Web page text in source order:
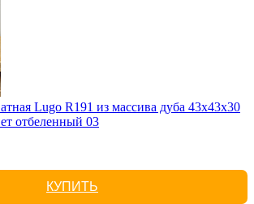
Lugo R191 из массива дуба 43х43х30
отбеленный 03
КУПИТЬ